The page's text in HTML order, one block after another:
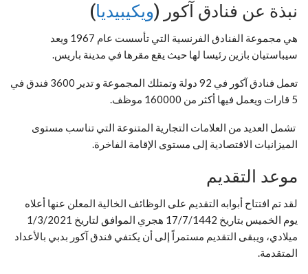
نبذة عن فنادق آكور (ويكيبيديا)
هي مجموعة الفنادق الفرنسية التي تأسست عام 1967 ويعد
سيباستيان بازين رئيسا لها حيث يقع مقرها في مدينة باريس.
تعمل فنادق آكور في 92 دولة وتمتلك المجموعة و تدير 3600 فندق في
5 قارات ويعمل فيها أكثر من 160000 موظف.
تشمل العديد من العلامات التجارية المتنوعة التي تناسب مستوى
الميزانيات الاقتصادية إلى مستوى الإقامة الفاخرة.
موعد التقديم
لقد تم افتتاح أبوابه التقديم على الوظائف الخالية المعلن عنها أعلاه
يوم الخميس بتاريخ 17/7/1442 هجري الموافق لتاريخ 1/3/2021
ميلادي، ويبقى التقديم مستمراً إلى أن يكتفي فندق آكور بدبي بالأعداد
المتقدمة.